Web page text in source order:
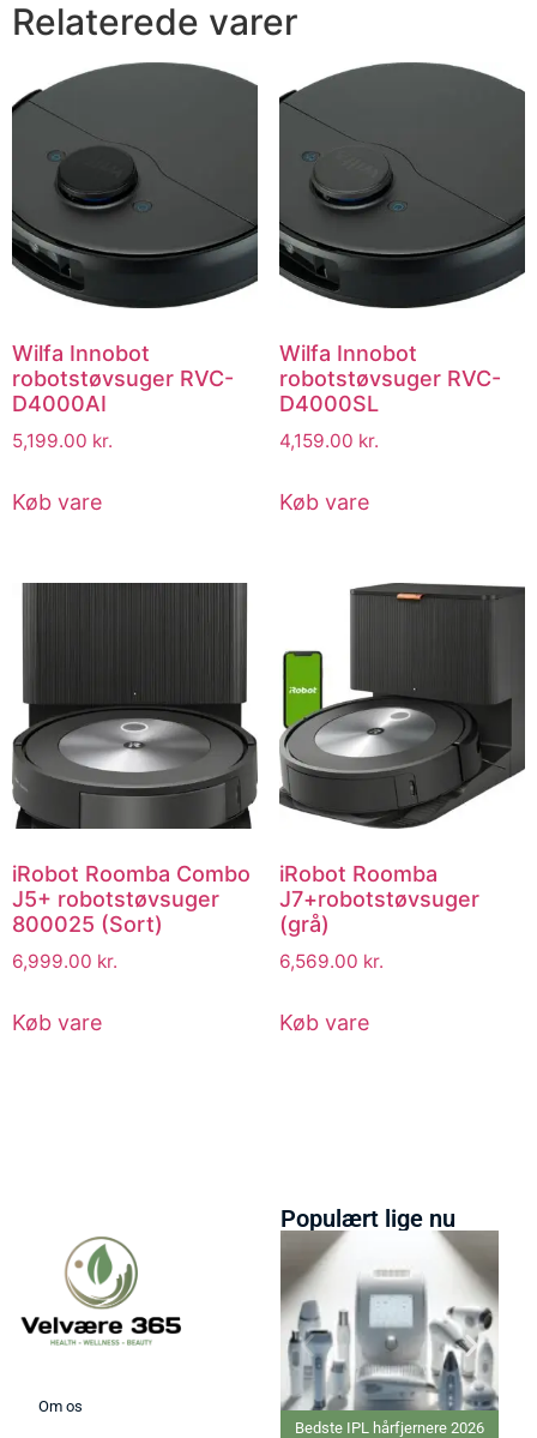
Relaterede varer
Wilfa Innobot
robotstøvsuger RVC-
D4000AI
5,199.00 kr.
Køb vare
Wilfa Innobot
robotstøvsuger RVC-
D4000SL
4,159.00 kr.
Køb vare
iRobot Roomba Combo
J5+ robotstøvsuger
800025 (Sort)
6,999.00 kr.
Køb vare
iRobot Roomba
J7+robotstøvsuger
(grå)
6,569.00 kr.
Køb vare
Om os
Populært lige nu
Bedste IPL hårfjernere 2026 Bedste